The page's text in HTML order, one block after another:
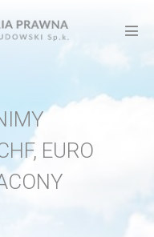
EURO